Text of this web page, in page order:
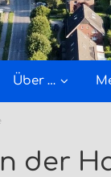
Über …
der